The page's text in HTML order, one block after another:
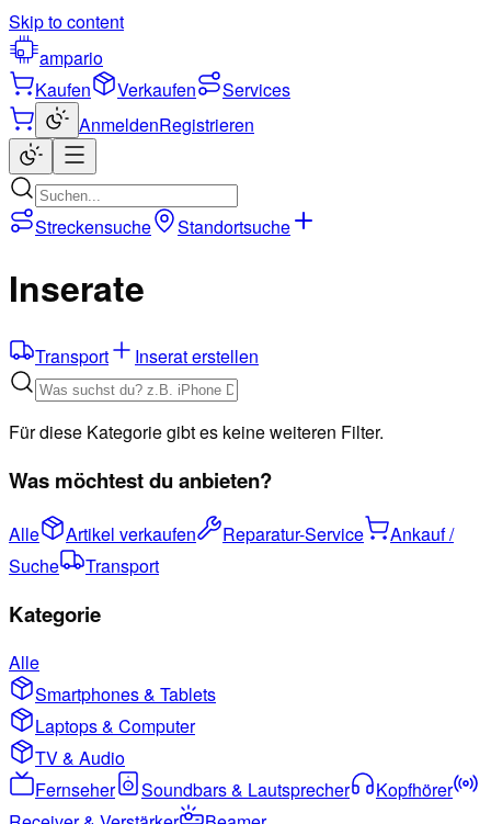
Skip to content
ampario
Kaufen
Verkaufen
Services
AnmeldenRegistrieren
Streckensuche Standortsuche
Inserate
Transport Inserat erstellen
Für diese Kategorie gibt es keine weiteren Filter.
Was möchtest du anbieten?
Alle Artikel verkaufen Reparatur-Service
Ankauf /
Suche
Transport
Kategorie
Alle
Smartphones & Tablets
Laptops & Computer
TV & Audio
Fernseher
Soundbars & Lautsprecher
Kopfhörer